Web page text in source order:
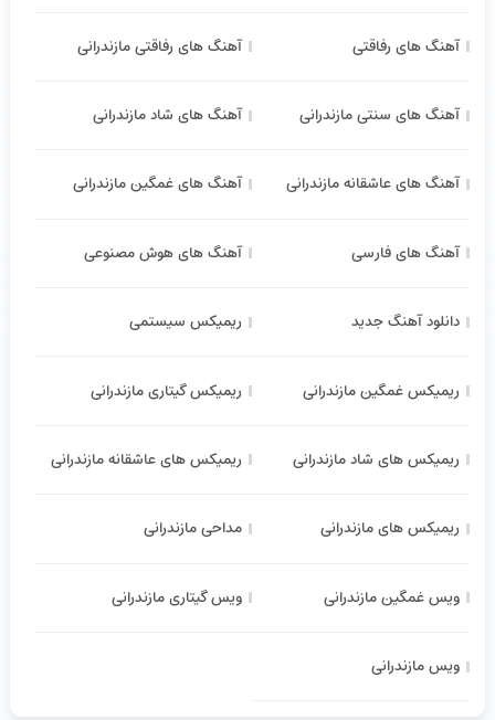
آهنگ های رفاقتی آهنگ های رفاقتی مازندرانی
آهنگ های سنتی مازندرانی آهنگ های شاد مازندرانی
آهنگ های عاشقانه مازندرانی آهنگ های غمگین مازندرانی
آهنگ های فارسی آهنگ های هوش مصنوعی
دانلود آهنگ جدید ریمیکس سیستمی
ریمیکس غمگین مازندرانی ریمیکس گیتاری مازندرانی
ریمیکس های شاد مازندرانی ریمیکس های عاشقانه مازندرانی
ریمیکس های مازندرانی مداحی مازندرانی
ویس غمگین مازندرانی ویس گیتاری مازندرانی
ویس مازندرانی